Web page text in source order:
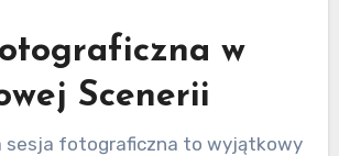
w
Scenerii
sesja fotograficzna to wyjątkowy